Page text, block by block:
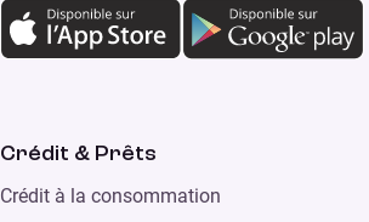
Crédit & Prêts
Crédit à la consommation